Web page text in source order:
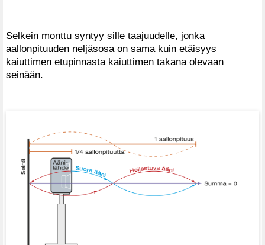
Selkein monttu syntyy sille taajuudelle, jonka
aallonpituuden neljäsosa on sama kuin etäisyys
kaiuttimen etupinnasta kaiuttimen takana olevaan
seinään.